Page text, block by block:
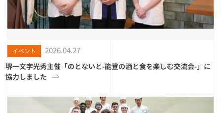
イベント 2026.04.27
堺一文字光秀主催「のとないと-能登の酒と食を楽しむ交流会-」に
協力しました